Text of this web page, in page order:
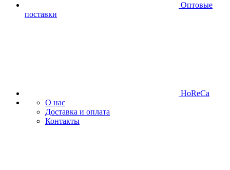
Оптовые
поставки
HoReCa
О нас
Доставка и оплата
Контакты